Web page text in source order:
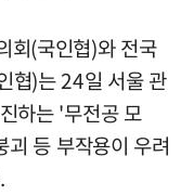
회(국인협)와 전국
협)는 24일 서울 관
하는 '무전공 모
등 부작용이 우려